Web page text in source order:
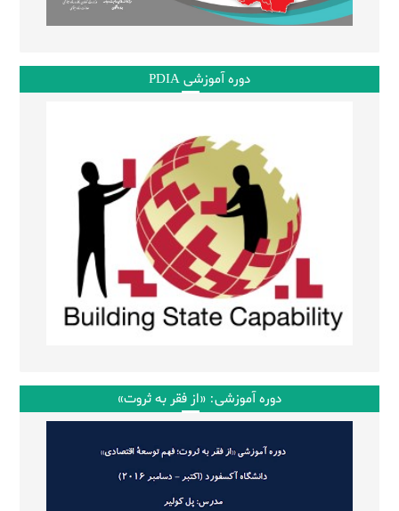
دوره آموزشی PDIA
دوره آموزشی: «از فقر به ثروت»